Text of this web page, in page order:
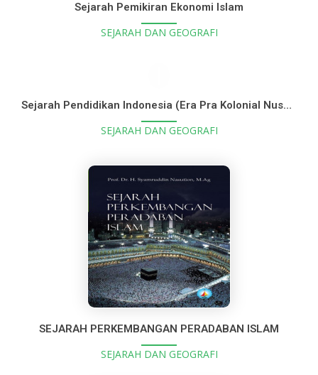
Sejarah Pemikiran Ekonomi Islam
SEJARAH DAN GEOGRAFI
Sejarah Pendidikan Indonesia (Era Pra Kolonial Nusantara Sampai Reformasi)
SEJARAH DAN GEOGRAFI
SEJARAH PERKEMBANGAN PERADABAN ISLAM
SEJARAH DAN GEOGRAFI